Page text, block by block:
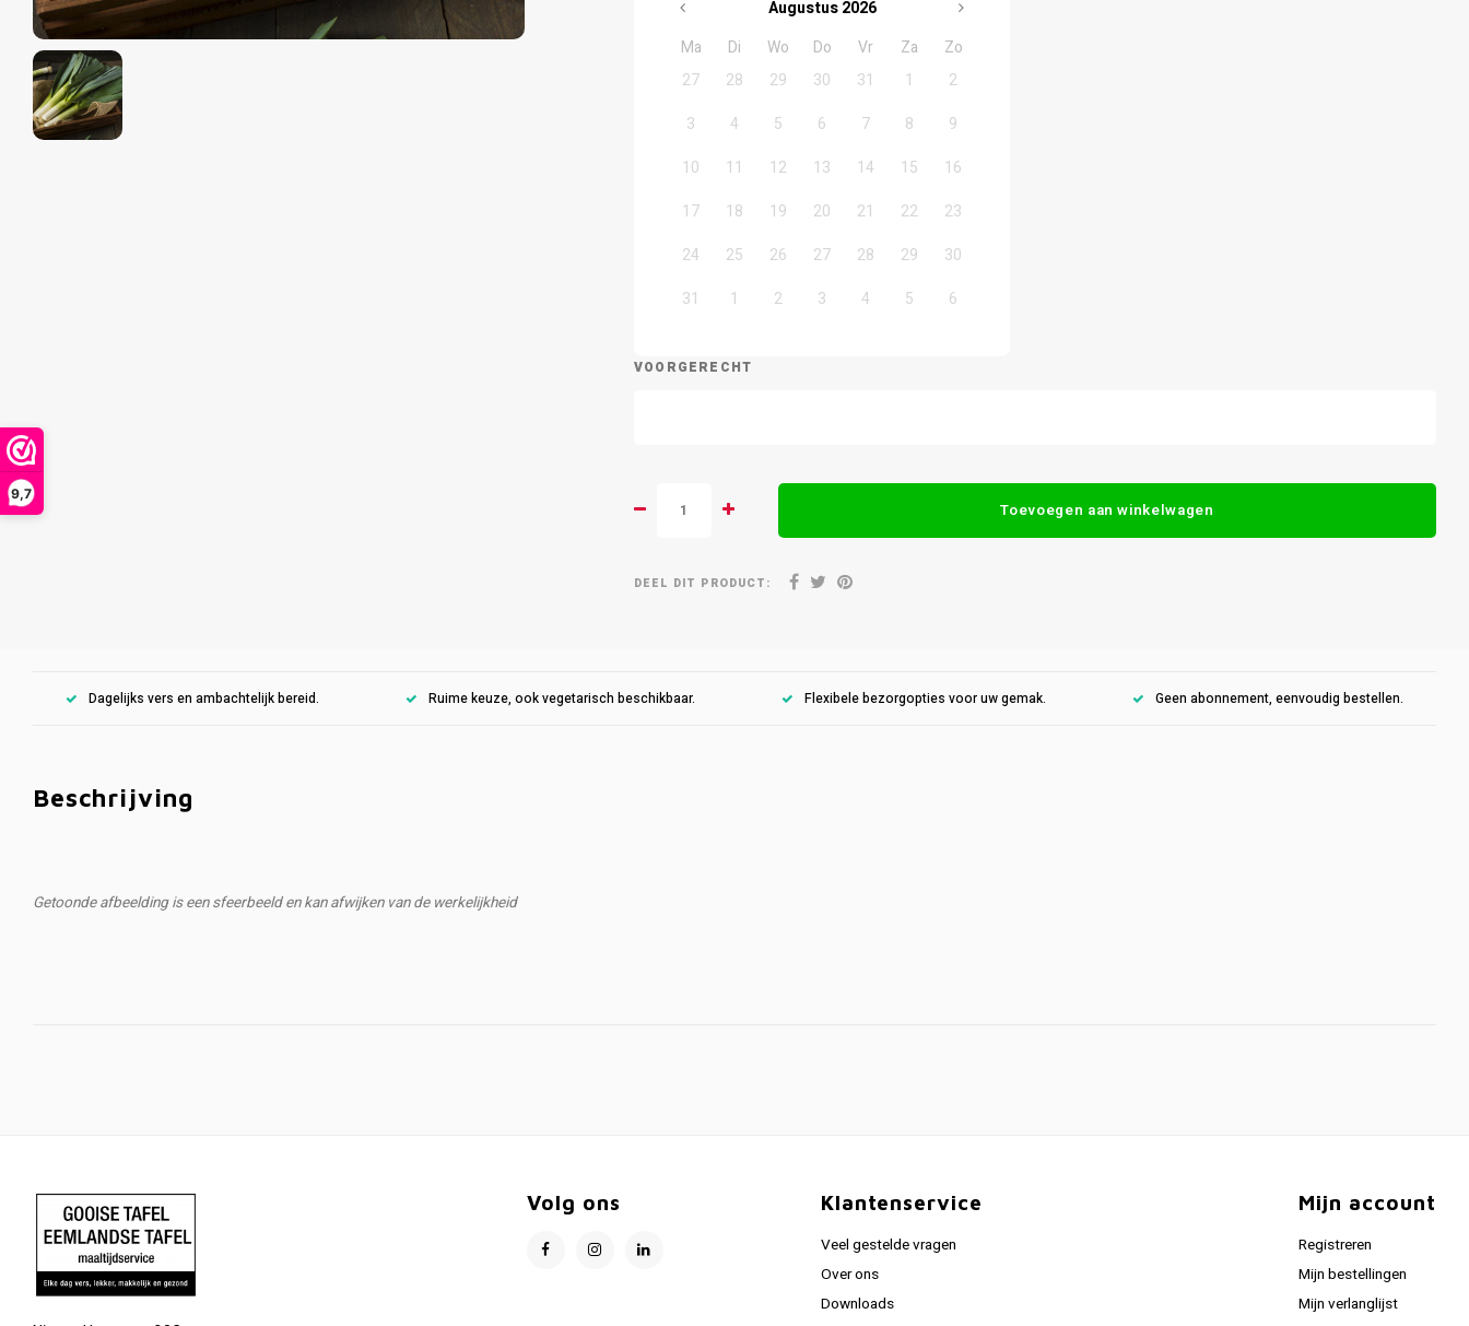
9,7
Augustus 2026
Ma
Di Wo Do Vr Za
Zo
27
28 29 30 31 1
2
3
4 5 6 7 8
9
10
11 12 13 14 15
16
17
18 19 20 21 22
23
24
25 26 27 28 29
30
31
1 2 3 4 5 6
VOORGERECHT
Toevoegen aan winkelwagen
DEEL DIT PRODUCT:
Dagelijks vers en ambachtelijk bereid. Ruime keuze, ook vegetarisch beschikbaar. Flexibele bezorgopties voor uw gemak. Geen abonnement, eenvoudig bestellen.
Beschrijving
Getoonde afbeelding is een sfeerbeeld en kan afwijken van de werkelijkheid
Volg ons Klantenservice
Veel gestelde vragen
Over ons
Downloads
Mijn account
Registreren
Mijn bestellingen
Mijn verlanglijst